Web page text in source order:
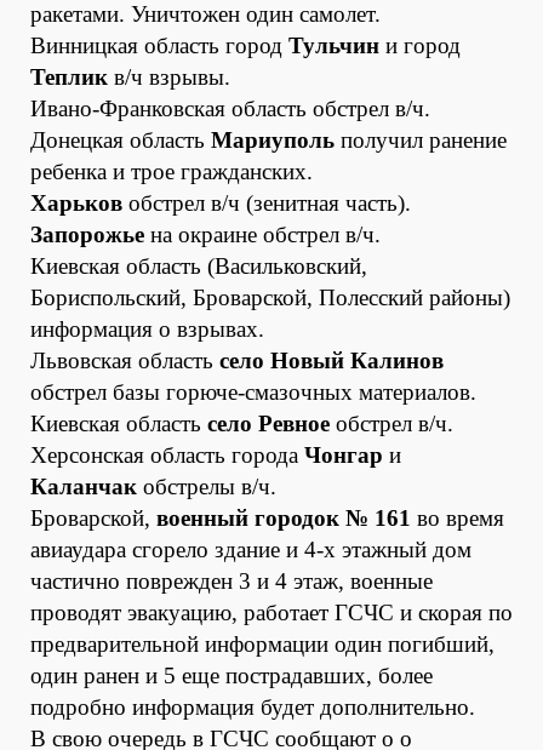
ракетами. Уничтожен один самолет.
Винницкая область город Тульчин и город
Теплик в/ч взрывы.
Ивано-Франковская область обстрел в/ч.
Донецкая область Мариуполь получил ранение
ребенка и трое гражданских.
Харьков обстрел в/ч (зенитная часть).
Запорожье на окраине обстрел в/ч.
Киевская область (Васильковский,
Бориспольский, Броварской, Полесский районы)
информация о взрывах.
Львовская область село Новый Калинов
обстрел базы горюче-смазочных материалов.
Киевская область село Ревное обстрел в/ч.
Херсонская область города Чонгар и
Каланчак обстрелы в/ч.
Броварской, военный городок № 161 во время
авиаудара сгорело здание и 4-х этажный дом
частично поврежден 3 и 4 этаж, военные
проводят эвакуацию, работает ГСЧС и скорая по
предварительной информации один погибший,
один ранен и 5 еще пострадавших, более
подробно информация будет дополнительно.
В свою очередь в ГСЧС сообщают о о